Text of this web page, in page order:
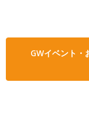
GWイベント・